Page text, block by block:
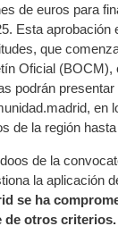
de euros para
Esta aprobación
que
Oficial
podrán
en
de la región
de la
la aplicación
se ha
de otros criterios.